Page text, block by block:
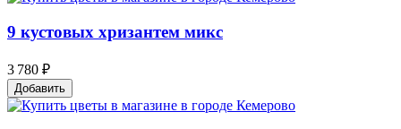
9 кустовых хризантем микс
3 780 ₽
Добавить